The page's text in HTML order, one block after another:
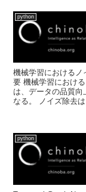
python
機械学習における
要 機械学習におけ
は、データの品質向
なる。 ノイズ除去
python